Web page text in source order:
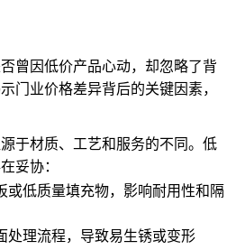
曾因低价产品心动，却忽略了背
门业价格差异背后的关键因素，
于材质、工艺和服务的不同。低
妥协：
或低质量填充物，影响耐用性和隔
处理流程，导致易生锈或变形